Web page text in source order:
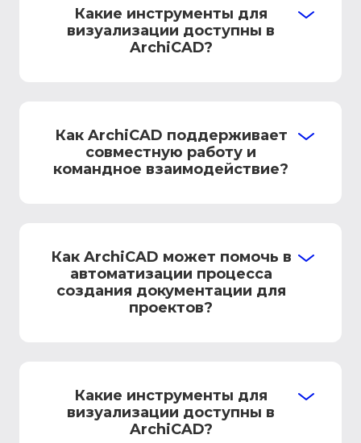
Какие инструменты для
визуализации доступны в
ArchiCAD?
Как ArchiCAD поддерживает
совместную работу и
командное взаимодействие?
Как ArchiCAD может помочь в
автоматизации процесса
создания документации для
проектов?
Какие инструменты для
визуализации доступны в
ArchiCAD?